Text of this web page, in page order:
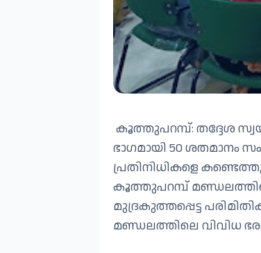
കൂത്തുപറമ്പ്: തദ്ദേശ
ഭാഗമായി 50 ശതമാനം
പ്രതിനിധികളെ
കൂത്തുപറമ്പ്
മുദ്രകുത്തപ്പെട്ട
മണ്ഡലത്തിലെ വിവിധ